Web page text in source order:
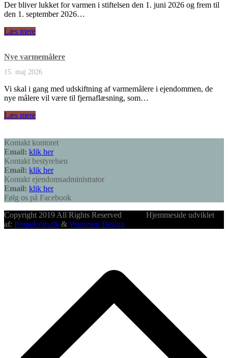
Der bliver lukket for varmen i stiftelsen den 1. juni 2026 og frem til
den 1. september 2026…
Læs mere
Nye varmemålere
15. maj 2026
Vi skal i gang med udskiftning af varmemålere i ejendommen, de
nye målere vil være til fjernaflæsning, som…
Læs mere
Kontakt kontoret
Email: klik her
Kontakt bestyrelsen
Email: klik her
Kontakt ejendomsadministrator
Email: klik her
Følg os på Facebook
Copyright 2019 All Rights Reserved Hjemmeside udviklet
af: Propelcom.dk & Wammen Design